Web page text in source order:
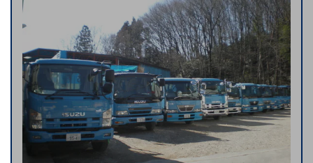
ネットワーク
モバイル・音声
バックオフィス
リモート・ハイブリッドワーク